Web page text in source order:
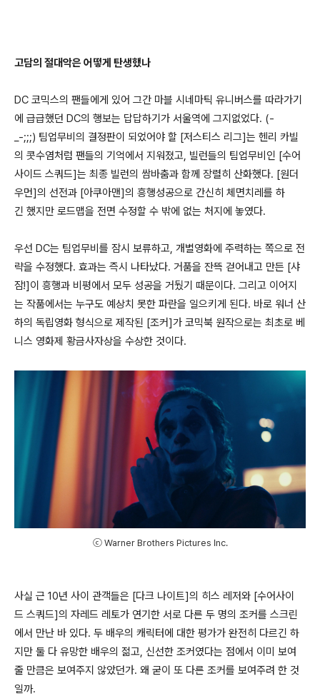
고담의 절대악은 어떻게 탄생했나
DC 코믹스의 팬들에게 있어 그간 마블 시네마틱 유니버스를 따라가기
에 급급했던 DC의 행보는 답답하기가 서울역에 그지없었다. (-
_-;;;) 팀업무비의 결정판이 되었어야 할 [저스티스 리그]는 헨리 카빌
의 콧수염처럼 팬들의 기억에서 지워졌고, 빌런들의 팀업무비인 [수어
사이드 스쿼드]는 최종 빌런의 쌈바춤과 함께 장렬히 산화했다. [원더
우먼]의 선전과 [아쿠아맨]의 흥행성공으로 간신히 체면치레를 하
긴 했지만 로드맵을 전면 수정할 수 밖에 없는 처지에 놓였다.
우선 DC는 팀업무비를 잠시 보류하고, 개별영화에 주력하는 쪽으로 전
략을 수정했다. 효과는 즉시 나타났다. 거품을 잔뜩 걷어내고 만든 [샤
잠!]이 흥행과 비평에서 모두 성공을 거뒀기 때문이다. 그리고 이어지
는 작품에서는 누구도 예상치 못한 파란을 일으키게 된다. 바로 워너 산
하의 독립영화 형식으로 제작된 [조커]가 코믹북 원작으로는 최초로 베
니스 영화제 황금사자상을 수상한 것이다.
ⓒ Warner Brothers Pictures Inc.
사실 근 10년 사이 관객들은 [다크 나이트]의 히스 레저와 [수어사이
드 스쿼드]의 자레드 레토가 연기한 서로 다른 두 명의 조커를 스크린
에서 만난 바 있다. 두 배우의 캐릭터에 대한 평가가 완전히 다르긴 하
지만 둘 다 유망한 배우의 젊고, 신선한 조커였다는 점에서 이미 보여
줄 만큼은 보여주지 않았던가. 왜 굳이 또 다른 조커를 보여주려 한 것
일까.